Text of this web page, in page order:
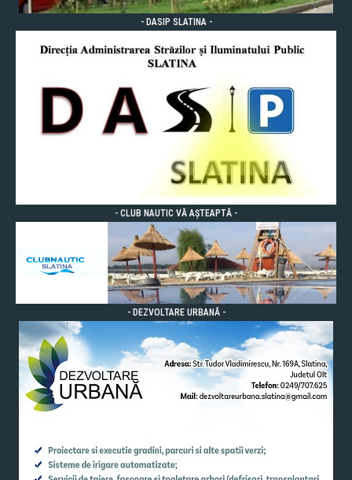
- DASIP SLATINA -
- CLUB NAUTIC VĂ AȘTEAPTĂ -
- DEZVOLTARE URBANĂ -